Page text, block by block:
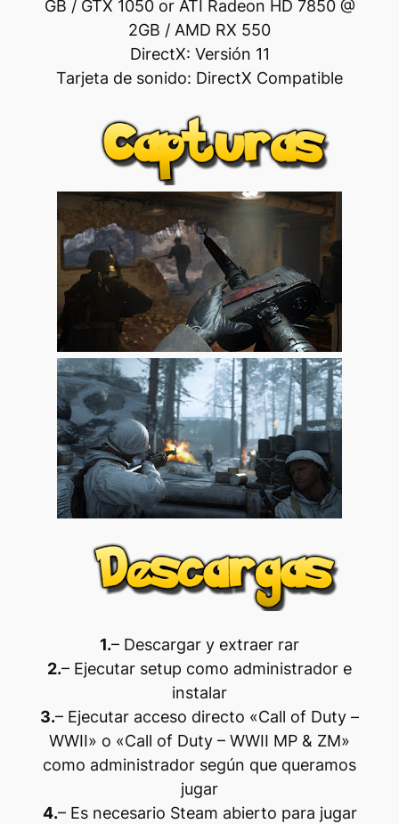
GB / GTX 1050 or ATI Radeon HD 7850 @
2GB / AMD RX 550
DirectX: Versión 11
Tarjeta de sonido: DirectX Compatible
1.– Descargar y extraer rar
2.– Ejecutar setup como administrador e
instalar
3.– Ejecutar acceso directo «Call of Duty –
WWII» o «Call of Duty – WWII MP & ZM»
como administrador según que queramos
jugar
4.– Es necesario Steam abierto para jugar